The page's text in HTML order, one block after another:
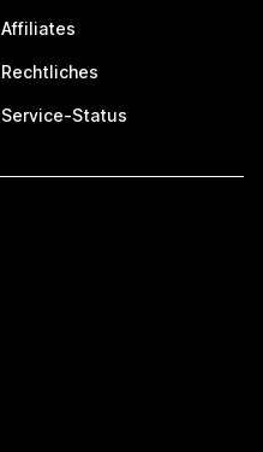
Affiliates
Rechtliches
Service-Status